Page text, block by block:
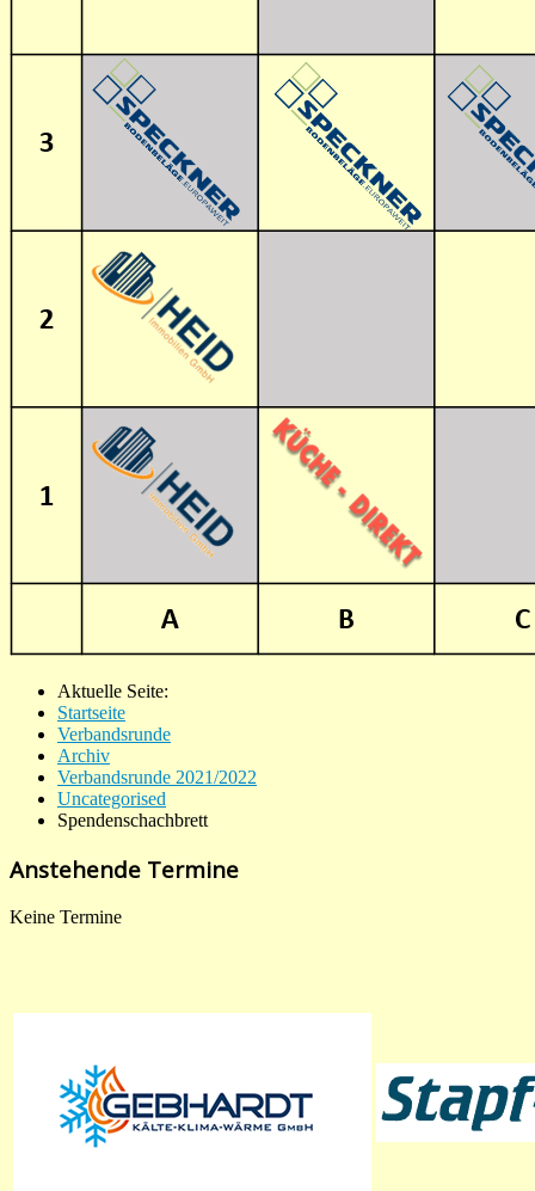
Aktuelle Seite:
Startseite
Verbandsrunde
Archiv
Verbandsrunde 2021/2022
Uncategorised
Spendenschachbrett
Anstehende Termine
Keine Termine